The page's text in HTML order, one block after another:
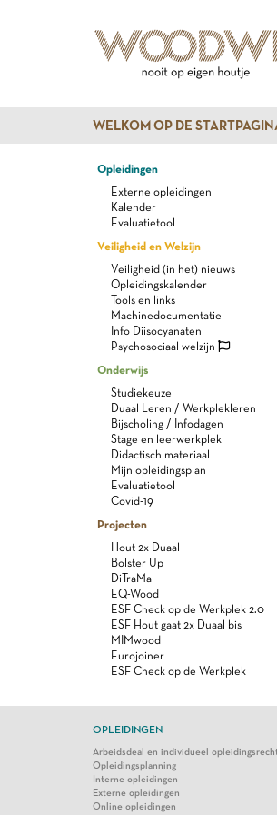
WELKOM OP DE
Opleidingen
Externe opleidingen
Kalender
Evaluatietool
Veiligheid en Welzijn
Veiligheid (in het) nieuws
Opleidingskalender
Tools en links
Machinedocumentatie
Info Diisocyanaten
Psychosociaal welzijn
Onderwijs
Studiekeuze
Duaal Leren / Werkplekleren
Bijscholing / Infodagen
Stage en leerwerkplek
Didactisch materiaal
Mijn opleidingsplan
Evaluatietool
Covid-19
Projecten
Hout 2x Duaal
Bolster Up
DiTraMa
EQ-Wood
ESF Check op de Werkplek 2.0
ESF Hout gaat 2x Duaal bis
MIMwood
Eurojoiner
ESF Check op de Werkplek
OPLEIDINGEN
Arbeidsdeal en individueel
Opleidingsplanning
Interne opleidingen
Externe opleidingen
Online opleidingen